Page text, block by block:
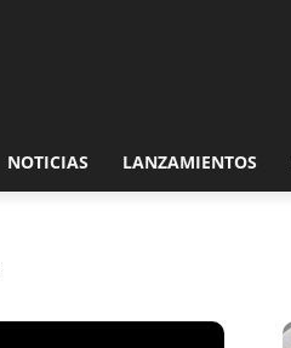
NOTICIAS LANZAMIENTOS